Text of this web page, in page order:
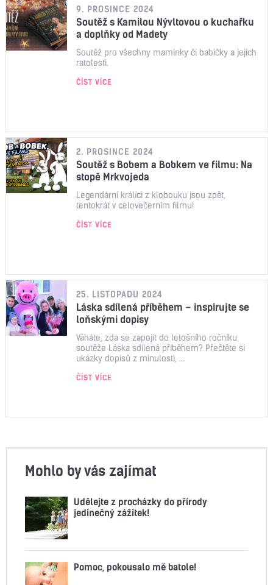
9. PROSINCE 2024
Soutěž s Kamilou Nývltovou o kuchařku
a doplňky od Madety
Soutěž pro všechny maminky či babičky a jejich
ratolesti.
ČÍST VÍCE
2. PROSINCE 2024
Soutěž s Bobem a Bobkem ve filmu: Na
stopě Mrkvojeda
Legendární králíci z klobouku jsou zpět,
tentokrát v celovečerním filmu!
ČÍST VÍCE
25. LISTOPADU 2024
Láska sdílená příběhem – inspirujte se
loňskými dopisy
Váháte, zda se zapojit do letošního ročníku
soutěže Láska sdílená příběhem? Přečtěte si
ukázky dopisů z minulosti, ...
ČÍST VÍCE
Mohlo by vás zajímat
Udělejte z procházky do přírody
jedinečný zážitek!
Pomoc, pokousalo mě batole!